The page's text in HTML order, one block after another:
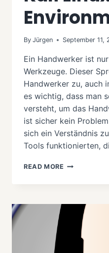
By Jürgen September 11,
Ein Handwerker ist
Werkzeuge. Dieser
Handwerker zu, auch
es wichtig, dass man
versteht, um das
ist sicher kein
sich ein Verständnis
Tools funktionierten,
READ MORE KALI